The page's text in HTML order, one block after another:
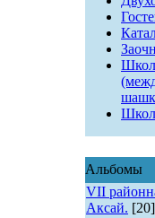
Альбомы
VII
Аксай. [20]